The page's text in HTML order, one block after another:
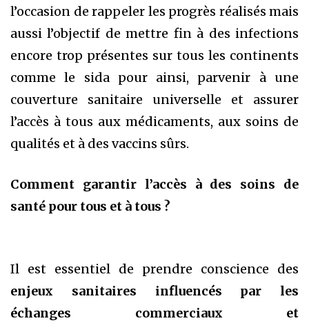
l’occasion de rappeler les progrès réalisés mais
aussi l’objectif de mettre fin à des infections
encore trop présentes sur tous les continents
comme le sida pour ainsi, parvenir à une
couverture sanitaire universelle et assurer
l’accès à tous aux médicaments, aux soins de
qualités et à des vaccins sûrs.
Comment garantir l’accès à des soins de
santé pour tous et à tous ?
Il est essentiel de prendre conscience des
enjeux sanitaires influencés par les
échanges commerciaux et